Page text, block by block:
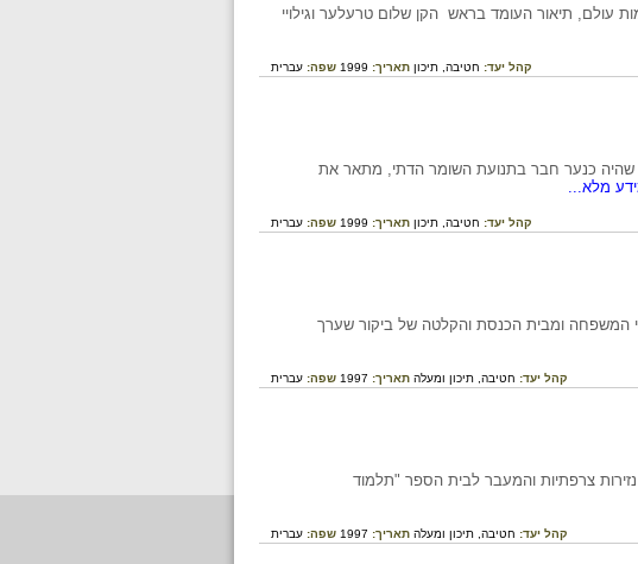
תיאור העומד בראש הקן שלום טרעלער וגילויי
קהל יעד: חטיבה, תיכון תאריך: 1999 שפה: עברית
שהיה כנער חבר בתנועת השומר הדתי, מתאר את
מלא...
קהל יעד: חטיבה, תיכון תאריך: 1999 שפה: עברית
המשפחה ומבית הכנסת והקלטה של ביקור שערך
קהל יעד: חטיבה, תיכון ומעלה תאריך: 1997 שפה: עברית
צרפתיות והמעבר לבית הספר "תלמוד
קהל יעד: חטיבה, תיכון ומעלה תאריך: 1997 שפה: עברית